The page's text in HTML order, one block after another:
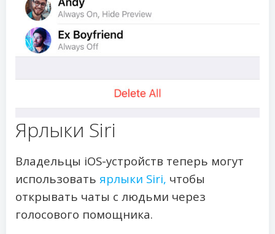
Ярлыки Siri
Владельцы iOS-устройств теперь могут
использовать ярлыки Siri, чтобы
открывать чаты с людьми через
голосового помощника.